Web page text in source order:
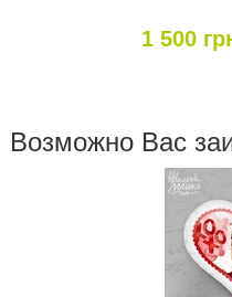
1 500
Возможно Ваc